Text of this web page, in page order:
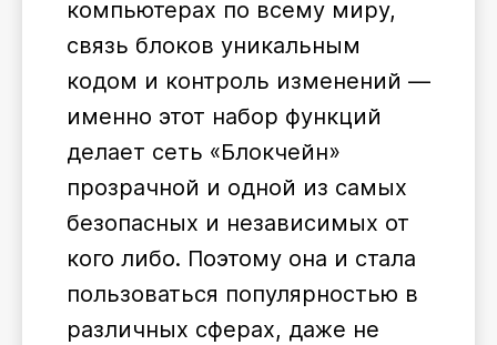
компьютерах по всему миру,
связь блоков уникальным
кодом и контроль изменений ―
именно этот набор функций
делает сеть «Блокчейн»
прозрачной и одной из самых
безопасных и независимых от
кого либо. Поэтому она и стала
пользоваться популярностью в
различных сферах, даже не